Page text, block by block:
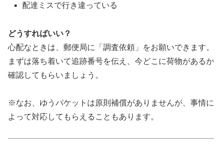
配達ミスで行き違っている
どうすればいい？
心配なときは、郵便局に「調査依頼」をお願いできます。
まずは落ち着いて追跡番号を伝え、今どこに荷物があるか
確認してもらいましょう。
※なお、ゆうパケットは原則補償がありませんが、事情に
よって対応してもらえることもあります。